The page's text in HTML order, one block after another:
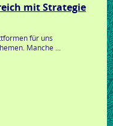
mit Strategie
für uns
Manche ...